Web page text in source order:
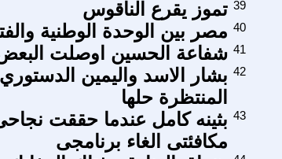
تموز يقرع الناقوس 39
مصر بين الوحدة الوطنية 40
شفاعة الحسين اوصلت البعض 41
بشار الاسد واليمين الدستوري
المنتظرة حلها
42
بثينه كامل عندما حققت
مكافئتى الغاء برنامجى
43